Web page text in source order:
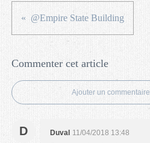
@Empire State Building
Commenter cet article
Ajouter un commentaire
D Duval 11/04/2018 13:48